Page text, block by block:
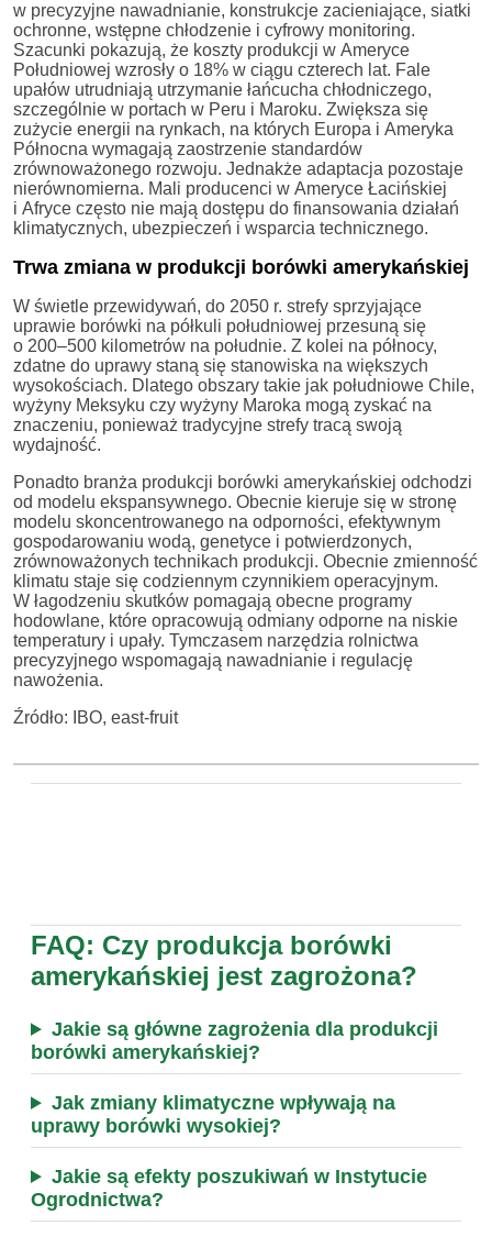
w precyzyjne nawadnianie, konstrukcje zacieniające, siatki
ochronne, wstępne chłodzenie i cyfrowy monitoring.
Szacunki pokazują, że koszty produkcji w Ameryce
Południowej wzrosły o 18% w ciągu czterech lat. Fale
upałów utrudniają utrzymanie łańcucha chłodniczego,
szczególnie w portach w Peru i Maroku. Zwiększa się
zużycie energii na rynkach, na których Europa i Ameryka
Północna wymagają zaostrzenie standardów
zrównoważonego rozwoju. Jednakże adaptacja pozostaje
nierównomierna. Mali producenci w Ameryce Łacińskiej
i Afryce często nie mają dostępu do finansowania działań
klimatycznych, ubezpieczeń i wsparcia technicznego.
Trwa zmiana w produkcji borówki amerykańskiej
W świetle przewidywań, do 2050 r. strefy sprzyjające
uprawie borówki na półkuli południowej przesuną się
o 200–500 kilometrów na południe. Z kolei na północy,
zdatne do uprawy staną się stanowiska na większych
wysokościach. Dlatego obszary takie jak południowe Chile,
wyżyny Meksyku czy wyżyny Maroka mogą zyskać na
znaczeniu, ponieważ tradycyjne strefy tracą swoją
wydajność.
Ponadto branża produkcji borówki amerykańskiej odchodzi
od modelu ekspansywnego. Obecnie kieruje się w stronę
modelu skoncentrowanego na odporności, efektywnym
gospodarowaniu wodą, genetyce i potwierdzonych,
zrównoważonych technikach produkcji. Obecnie zmienność
klimatu staje się codziennym czynnikiem operacyjnym.
W łagodzeniu skutków pomagają obecne programy
hodowlane, które opracowują odmiany odporne na niskie
temperatury i upały. Tymczasem narzędzia rolnictwa
precyzyjnego wspomagają nawadnianie i regulację
nawożenia.
Źródło: IBO, east-fruit
FAQ: Czy produkcja borówki
amerykańskiej jest zagrożona?
Jakie są główne zagrożenia dla produkcji
borówki amerykańskiej?
Jak zmiany klimatyczne wpływają na
uprawy borówki wysokiej?
Jakie są efekty poszukiwań w Instytucie
Ogrodnictwa?